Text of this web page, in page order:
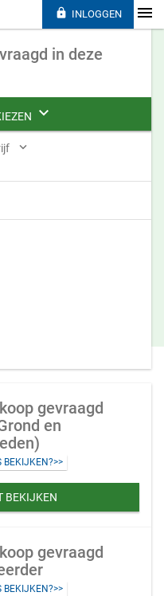
in deze


gevraagd
en
BEKIJKEN?>>
BEKIJKEN
gevraagd
BEKIJKEN?>>
 INLOGGEN